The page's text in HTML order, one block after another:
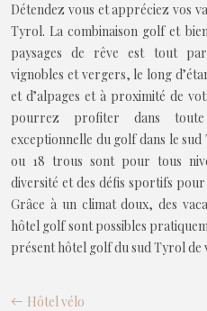
Détendez vous et appréciez vos
Tyrol. La combinaison golf et
paysages de rêve est tout
vignobles et vergers, le long
et d’alpages et à proximité de
pourrez profiter dans
exceptionnelle du golf dans le
ou 18 trous sont pour tous
diversité et des défis sportifs
Grâce à un climat doux, des
hôtel golf sont possibles
présent hôtel golf du sud Tyrol de
Hôtel vélo